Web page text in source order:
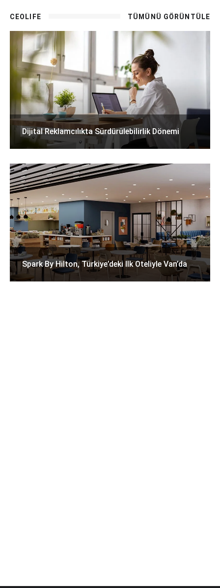
CEOLIFE TÜMÜNÜ GÖRÜNTÜLE
Dijital Reklamcılıkta Sürdürülebilirlik Dönemi
Spark By Hilton, Türkiye’deki Ilk Oteliyle Van’da